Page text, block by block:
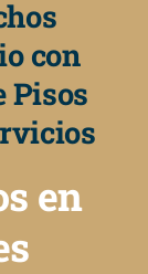
con
Pisos
en